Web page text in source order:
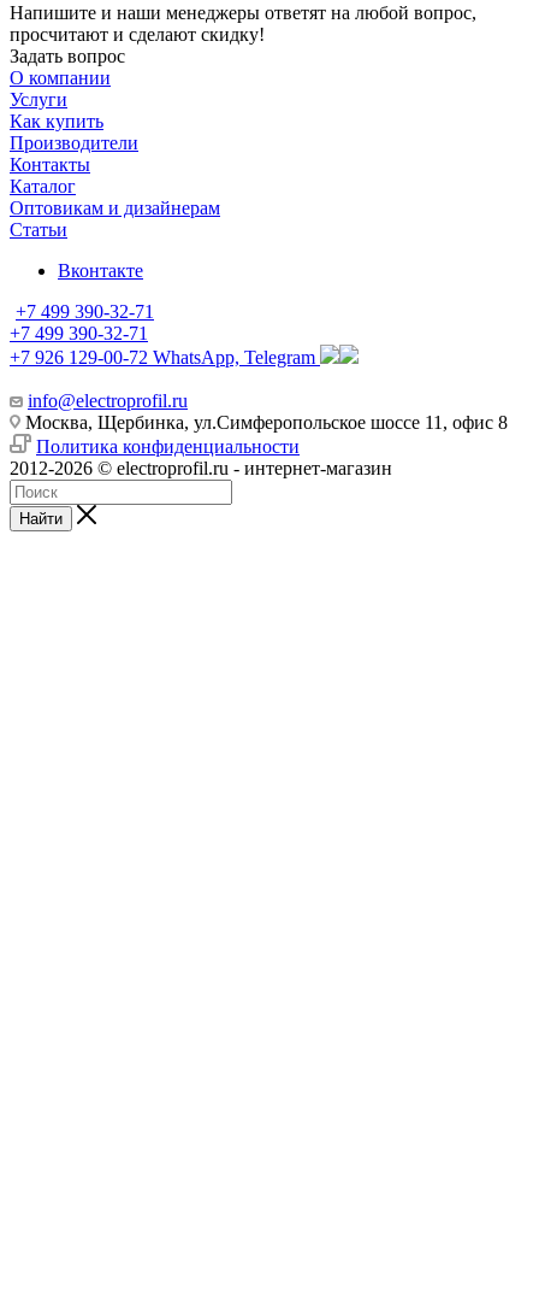
Напишите и наши менеджеры ответят на любой вопрос,
просчитают и сделают скидку!
Задать вопрос
О компании
Услуги
Как купить
Производители
Контакты
Каталог
Оптовикам и дизайнерам
Статьи
Вконтакте
+7 499 390-32-71
+7 499 390-32-71
+7 926 129-00-72 WhatsApp, Telegram
info@electroprofil.ru
Москва, Щербинка, ул.Симферопольское шоссе 11, офис 8
Политика конфиденциальности
2012-2026 © electroprofil.ru - интернет-магазин
Найти